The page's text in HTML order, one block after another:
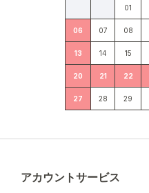
01
06 07 08
13 14 15
20 21 22
27 28 29
アカウントサービス